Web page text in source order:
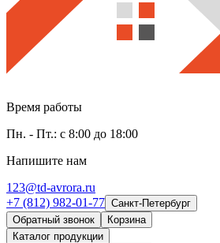
Время работы
Пн. - Пт.: с 8:00 до 18:00
Напишите нам
123@td-avrora.ru
+7 (812) 982-01-77 Санкт-Петербург
Обратный звонок
Корзина
Каталог продукции